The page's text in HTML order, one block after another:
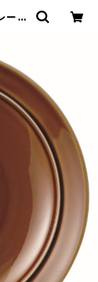
ート